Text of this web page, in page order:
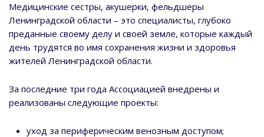
Медицинские сестры, акушерки, фельдшеры
Ленинградской области – это специалисты, глубоко
преданные своему делу и своей земле, которые каждый
день трудятся во имя сохранения жизни и здоровья
жителей Ленинградской области.
За последние три года Ассоциацией внедрены и
реализованы следующие проекты:
уход за периферическим венозным доступом;